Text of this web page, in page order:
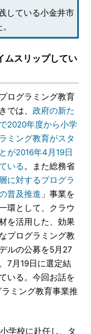
している小金井市
ムスリップしてい
ログラミング教育
では、 政府の新た
2020年度から小学
ミング教育がスタ
が2016年4月19日
いる。また総務省
に対するプログラ
普及推進 」事業を
環として、クラウ
を活用した、効果
プログラミング教
ルの公募を5月27
7月19日に選定結
いる。今回お話を
ミング教育事業推
学校に赴任し、タ